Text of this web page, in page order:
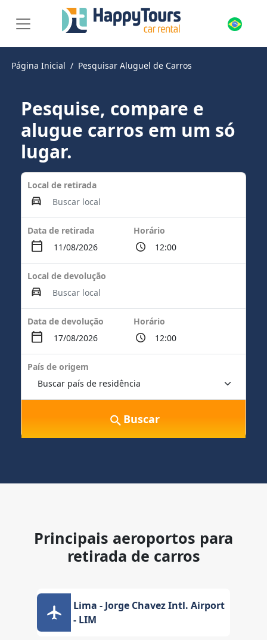
Página Inicial Pesquisar Aluguel de Carros
Pesquise, compare e
alugue carros em um só
lugar.
Local de retirada
Data de retirada Horário
Local de devolução
Data de devolução Horário
País de origem
Buscar
Principais aeroportos para
retirada de carros
Lima - Jorge Chavez Intl. Airport
- LIM